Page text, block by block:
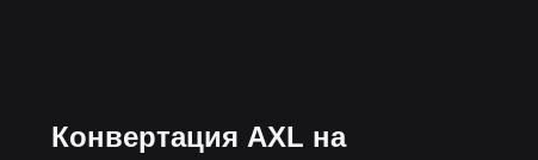
Конвертация AXL на